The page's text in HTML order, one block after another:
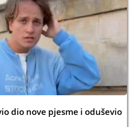
dio nove pjesme i oduševio